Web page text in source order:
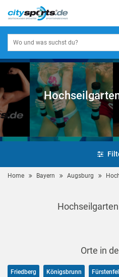
Home Bayern Augsburg
Orte in
Friedberg Königsbrunn